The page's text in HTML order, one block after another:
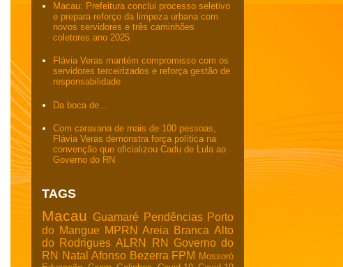
Macau: Prefeitura conclui processo seletivo
e prepara reforço da limpeza urbana com
novos servidores e três caminhões
coletores ano 2025
Flávia Veras mantém compromisso com os
servidores terceirizados e reforça gestão de
responsabilidade
Da boca de...
Com caravana de mais de 100 pessoas,
Flávia Veras demonstra força política na
convenção que oficializou Cadu de Lula ao
Governo do RN
TAGS
Macau Guamaré Pendências Porto
do Mangue MPRN Areia Branca Alto
do Rodrigues ALRN RN
Governo do
RN Natal Afonso Bezerra FPM Mossoró